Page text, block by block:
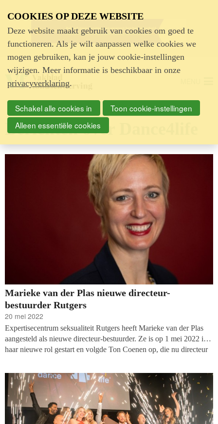
Advertentie
Berichten over Dance4life
Marieke van der Plas nieuwe directeur-
bestuurder Rutgers
20 mei 2022
Expertisecentrum seksualiteit Rutgers heeft Marieke van der Plas
aangesteld als nieuwe directeur-bestuurder. Ze is op 1 mei 2022 in
haar nieuwe rol gestart en volgde Ton Coenen op, die nu directeur
COOKIES OP DEZE WEBSITE
Deze website maakt gebruik van cookies om goed te
functioneren. Als je wilt aanpassen welke cookies we
mogen gebruiken, kan je jouw cookie-instellingen
wijzigen. Meer informatie is beschikbaar in onze
privacyverklaring.
Schakel alle cookies in
Toon cookie-instellingen
Alleen essentiële cookies